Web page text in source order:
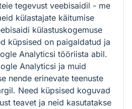
tegevust veebisaidil - me
külastajate käitumise
külastuskogemuse
küpsised on paigaldatud ja
Analyticsi tööriista abil.
Analyticsi ja muid
nende erinevate teenuste
Need küpsised koguvad
teavet ja neid kasutatakse